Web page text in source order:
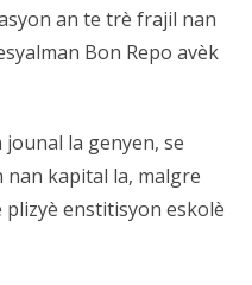
an te trè frajil nan
Bon Repo avèk
la genyen, se
nan kapital la, malgre
enstitisyon eskolè